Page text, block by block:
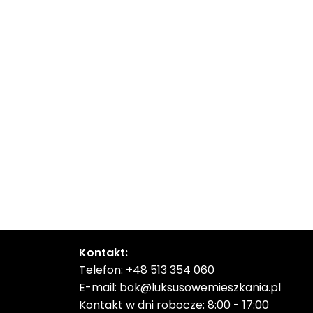
Kontakt:
Telefon: +48 513 354 060
E-mail: bok@luksusowemieszkania.pl
Kontakt w dni robocze: 8:00 - 17:00